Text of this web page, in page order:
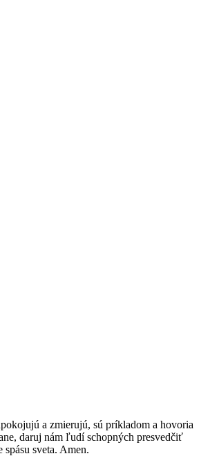
a zmierujú, sú príkladom a hovoria
daruj nám ľudí schopných presvedčiť
sveta. Amen.